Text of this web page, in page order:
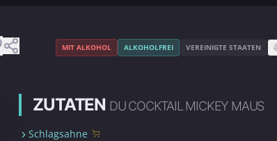
MIT ALKOHOL ALKOHOLFREI VEREINIGTE STAATEN
ZUTATEN DU COCKTAIL MICKEY MAUS
Schlagsahne